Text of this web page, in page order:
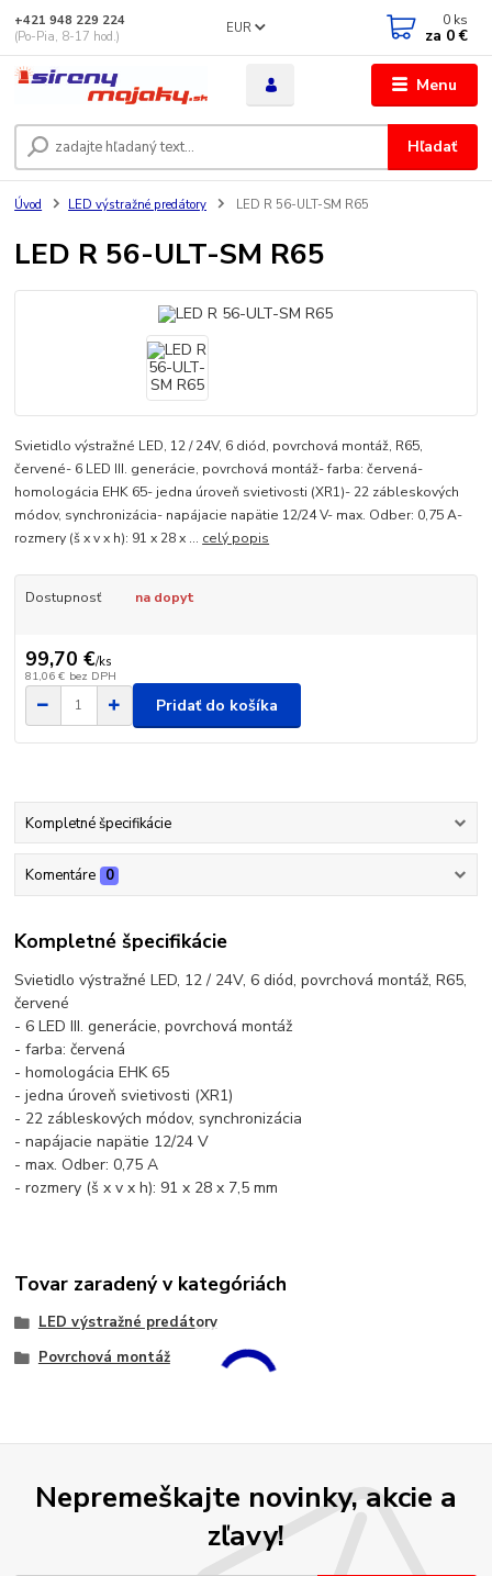
Menu
EUR
Hľadať
+421 948 229 224
(Po-Pia, 8-17 hod.)
0 ks
za 0 €
Úvod LED výstražné predátory LED R 56-ULT-SM R65
LED R 56-ULT-SM R65
Svietidlo výstražné LED, 12 / 24V, 6 diód, povrchová montáž, R65,
červené- 6 LED III. generácie, povrchová montáž- farba: červená-
homologácia EHK 65- jedna úroveň svietivosti (XR1)- 22 zábleskových
módov, synchronizácia- napájacie napätie 12/24 V- max. Odber: 0,75 A-
rozmery (š x v x h): 91 x 28 x ... celý popis
Dostupnosť na dopyt
99,70 €/ks
81,06 € bez DPH
Pridať do košíka
Kompletné špecifikácie
Komentáre 0
Kompletné špecifikácie
Svietidlo výstražné LED, 12 / 24V, 6 diód, povrchová montáž, R65,
červené
- 6 LED III. generácie, povrchová montáž
- farba: červená
- homologácia EHK 65
- jedna úroveň svietivosti (XR1)
- 22 zábleskových módov, synchronizácia
- napájacie napätie 12/24 V
- max. Odber: 0,75 A
- rozmery (š x v x h): 91 x 28 x 7,5 mm
Tovar zaradený v kategóriách
LED výstražné predátory
Povrchová montáž
Nepremeškajte novinky, akcie a
zľavy!